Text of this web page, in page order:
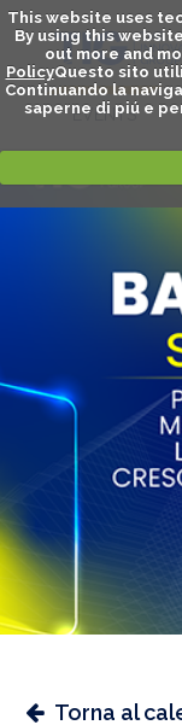
This website uses
By using this
out more and
PolicyQuesto sito
Continuando la
saperne di piú e
EVENTS
Torna al